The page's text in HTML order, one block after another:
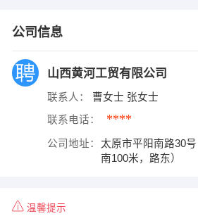
公司信息
山西黄河工贸有限公司
联系人： 曹女士 张女士
联系电话： ****
公司地址：
太原市平阳南路30
南100米，路东）
温馨提示